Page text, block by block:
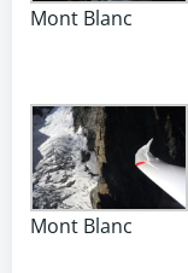
Mont Blanc
Mont Blanc